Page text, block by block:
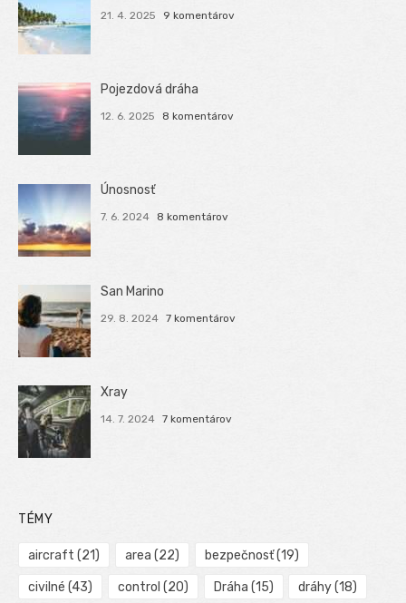
21. 4. 2025 9 komentárov
Pojezdová dráha
12. 6. 2025 8 komentárov
Únosnosť
7. 6. 2024 8 komentárov
San Marino
29. 8. 2024 7 komentárov
Xray
14. 7. 2024 7 komentárov
TÉMY
aircraft (21) area (22) bezpečnosť(19)
civilné (43) control (20) Dráha (15) dráhy(18)